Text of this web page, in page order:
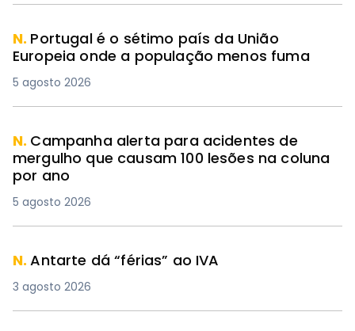
N. Portugal é o sétimo país da União
Europeia onde a população menos fuma
5 agosto 2026
N. Campanha alerta para acidentes de
mergulho que causam 100 lesões na coluna
por ano
5 agosto 2026
N.Antarte dá “férias” ao IVA
3 agosto 2026